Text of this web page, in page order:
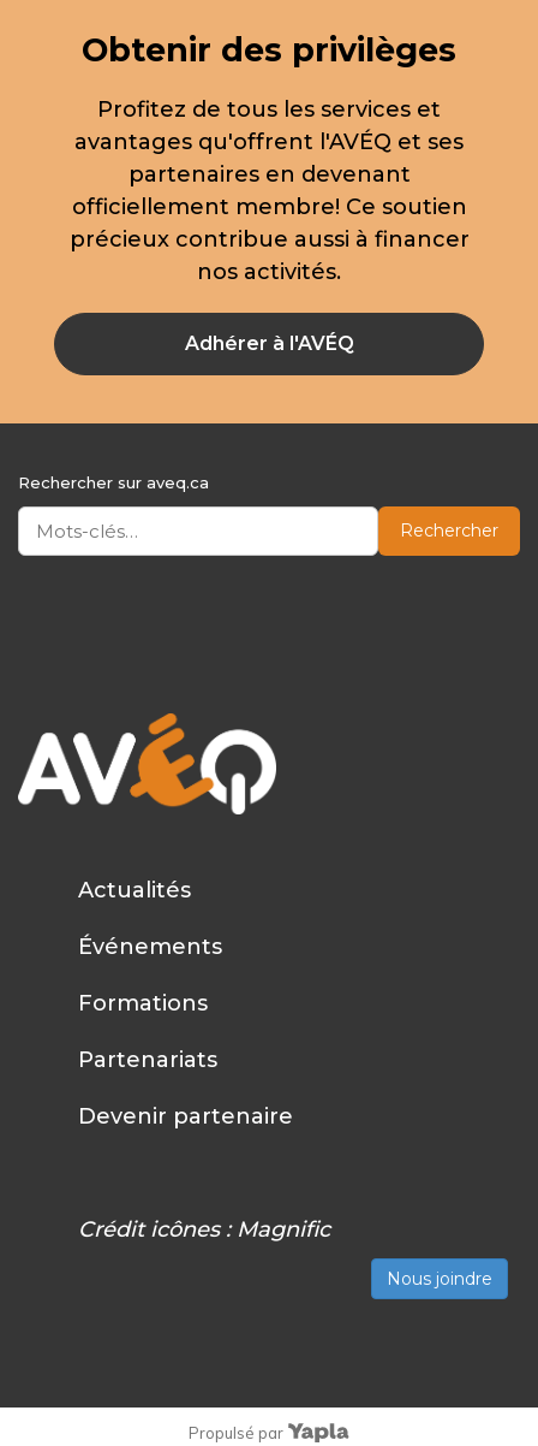
Obtenir des privilèges
Profitez de tous les services et
avantages qu'offrent l'AVÉQ et ses
partenaires en devenant
officiellement membre! Ce soutien
précieux contribue aussi à financer
nos activités.
Adhérer à l'AVÉQ
Rechercher sur aveq.ca
Rechercher
Actualités
Événements
Formations
Partenariats
Devenir partenaire
Crédit icônes : Magnific
Nous joindre
Propulsé par